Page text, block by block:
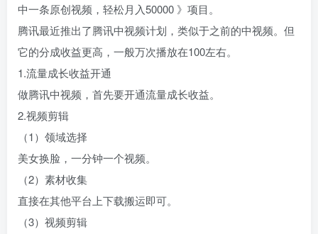
中一条原创视频，轻松月入50000 》项目。
腾讯最近推出了腾讯中视频计划，类似于之前的中视频。但
它的分成收益更高，一般万次播放在100左右。
1.流量成长收益开通
做腾讯中视频，首先要开通流量成长收益。
2.视频剪辑
（1）领域选择
美女换脸，一分钟一个视频。
（2）素材收集
直接在其他平台上下载搬运即可。
（3）视频剪辑